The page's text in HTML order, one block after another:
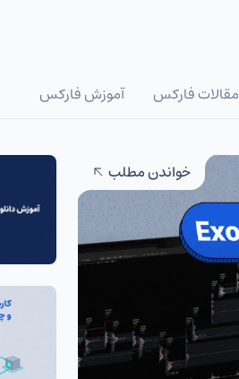
مقالات فارکس آموزش فارکس
خواندن مطلب